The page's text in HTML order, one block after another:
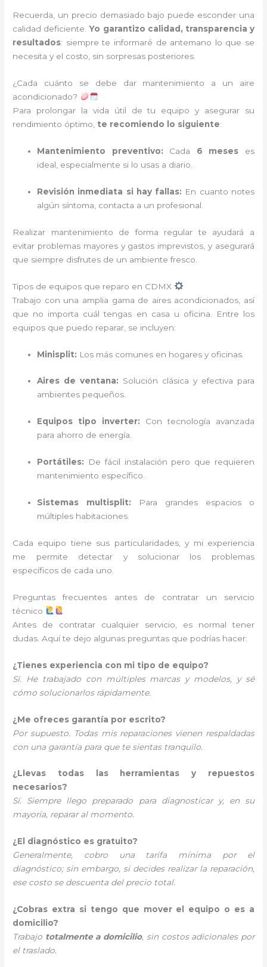
Recuerda, un precio demasiado bajo puede esconder una
calidad deficiente.Yo garantizo calidad, transparencia y
resultados: siempre te informaré de antemano lo que se
necesita y el costo, sin sorpresas posteriores.
¿Cada cuánto se debe dar mantenimiento a un aire
acondicionado?
Para prolongar la vida útil de tu equipo y asegurar su
rendimiento óptimo, te recomiendo lo siguiente:
Mantenimiento preventivo: Cada 6 meses es
ideal, especialmente si lo usas a diario.
Revisión inmediata si hay fallas: En cuanto notes
algún síntoma, contacta a un profesional.
Realizar mantenimiento de forma regular te ayudará a
evitar problemas mayores y gastos imprevistos, y asegurará
que siempre disfrutes de un ambiente fresco.
Tipos de equipos que reparo en CDMX
Trabajo con una amplia gama de aires acondicionados, así
que no importa cuál tengas en casa u oficina. Entre los
equipos que puedo reparar, se incluyen:
Minisplit: Los más comunes en hogares y oficinas.
Aires de ventana: Solución clásica y efectiva para
ambientes pequeños.
Equipos tipo inverter: Con tecnología avanzada
para ahorro de energía.
Portátiles: De fácil instalación pero que requieren
mantenimiento específico.
Sistemas multisplit: Para grandes espacios o
múltiples habitaciones.
Cada equipo tiene sus particularidades, y mi experiencia
me permite detectar y solucionar los problemas
específicos de cada uno.
Preguntas frecuentes antes de contratar un servicio
técnico
Antes de contratar cualquier servicio, es normal tener
dudas. Aquí te dejo algunas preguntas que podrías hacer:
¿Tienes experiencia con mi tipo de equipo?
Sí. He trabajado con múltiples marcas y modelos, y sé
cómo solucionarlos rápidamente.
¿Me ofreces garantía por escrito?
Por supuesto. Todas mis reparaciones vienen respaldadas
con una garantía para que te sientas tranquilo.
¿Llevas todas las herramientas y repuestos
necesarios?
Sí. Siempre llego preparado para diagnosticar y, en su
mayoría, reparar al momento.
¿El diagnóstico es gratuito?
Generalmente, cobro una tarifa mínima por el
diagnóstico; sin embargo, si decides realizar la reparación,
ese costo se descuenta del precio total.
¿Cobras extra si tengo que mover el equipo o es a
domicilio?
Trabajo totalmente a domicilio, sin costos adicionales por
el traslado.